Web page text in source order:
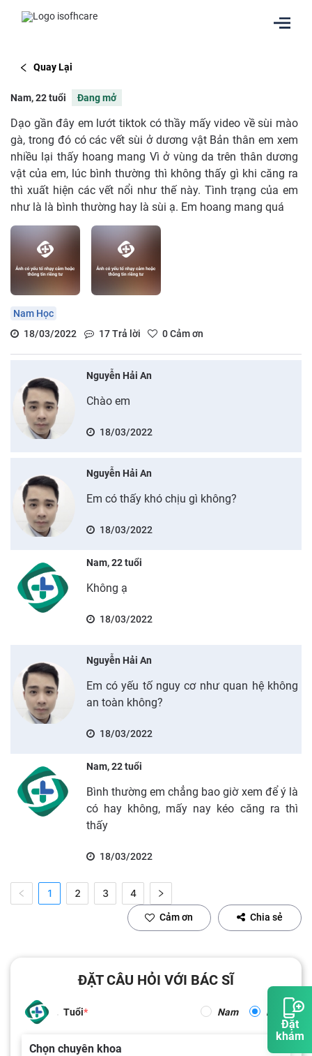
Đặt
khám
Quay Lại
Nam, 22 tuổi Đang mở
Dạo gần đây em lướt tiktok có thầy mấy video về sùi mào
gà, trong đó có các vết sùi ở dương vật Bản thân em xem
nhiều lại thấy hoang mang Vì ở vùng da trên thân dương
vật của em, lúc bình thường thì không thấy gì khi căng ra
thì xuất hiện các vết nổi như thế này. Tình trạng của em
như là là bình thường hay là sùi ạ. Em hoang mang quá
Nam Học
18/03/2022
17Trả lời 0Cảm ơn
Nguyễn Hải An
Chào em
18/03/2022
Nguyễn Hải An
Em có thấy khó chịu gì không?
18/03/2022
Nam, 22 tuổi
Không ạ
18/03/2022
Nguyễn Hải An
Em có yếu tố nguy cơ như quan hệ không
an toàn không?
18/03/2022
Nam, 22 tuổi
Bình thường em chẳng bao giờ xem để ý là
có hay không, mấy nay kéo căng ra thì
thấy
18/03/2022
1 2 3 4
Cảm ơn Chia sẻ
ĐẶT CÂU HỎI VỚI BÁC SĨ
Tuổi Nam Nữ
Chọn chuyên khoa